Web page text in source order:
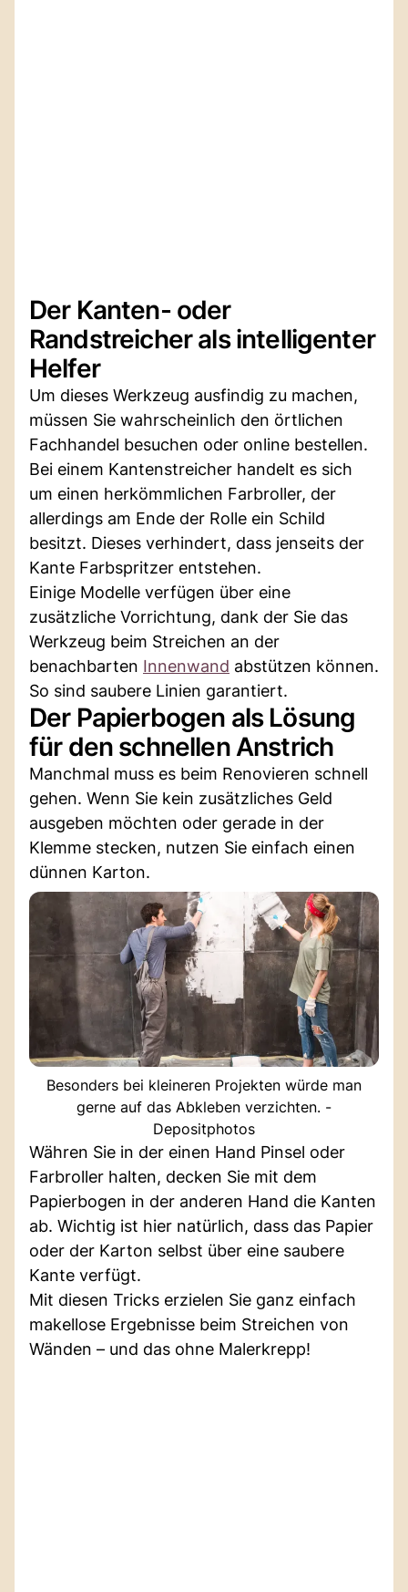
Der Kanten- oder
Randstreicher als intelligenter
Helfer
Um dieses Werkzeug ausfindig zu machen,
müssen Sie wahrscheinlich den örtlichen
Fachhandel besuchen oder online bestellen.
Bei einem Kantenstreicher handelt es sich
um einen herkömmlichen Farbroller, der
allerdings am Ende der Rolle ein Schild
besitzt. Dieses verhindert, dass jenseits der
Kante Farbspritzer entstehen.
Einige Modelle verfügen über eine
zusätzliche Vorrichtung, dank der Sie das
Werkzeug beim Streichen an der
benachbarten Innenwand abstützen können.
So sind saubere Linien garantiert.
Der Papierbogen als Lösung
für den schnellen Anstrich
Manchmal muss es beim Renovieren schnell
gehen. Wenn Sie kein zusätzliches Geld
ausgeben möchten oder gerade in der
Klemme stecken, nutzen Sie einfach einen
dünnen Karton.
Besonders bei kleineren Projekten würde man
gerne auf das Abkleben verzichten. -
Depositphotos
Währen Sie in der einen Hand Pinsel oder
Farbroller halten, decken Sie mit dem
Papierbogen in der anderen Hand die Kanten
ab. Wichtig ist hier natürlich, dass das Papier
oder der Karton selbst über eine saubere
Kante verfügt.
Mit diesen Tricks erzielen Sie ganz einfach
makellose Ergebnisse beim Streichen von
Wänden – und das ohne Malerkrepp!